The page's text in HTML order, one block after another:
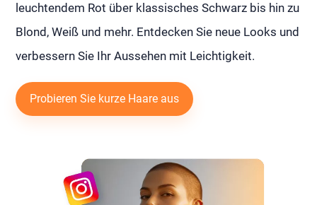
leuchtendem Rot über klassisches Schwarz bis hin zu
Blond, Weiß und mehr. Entdecken Sie neue Looks und
verbessern Sie Ihr Aussehen mit Leichtigkeit.
Probieren Sie kurze Haare aus